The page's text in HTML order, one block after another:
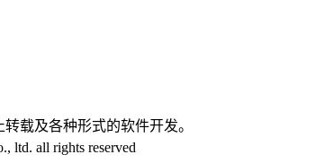
载及各种形式的软件开发。
ltd. all rights reserved